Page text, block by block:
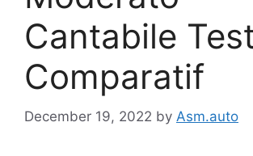
Cantabile
Comparatif
December 19, 2022 by Asm.auto